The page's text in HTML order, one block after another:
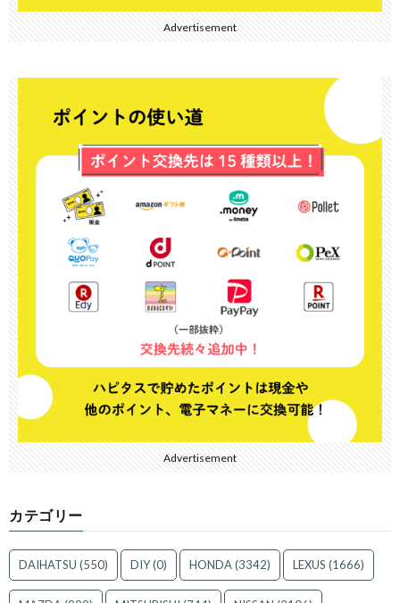
Advertisement
Advertisement
カテゴリー
DAIHATSU (550) DIY(0) HONDA(3342) LEXUS (1666)